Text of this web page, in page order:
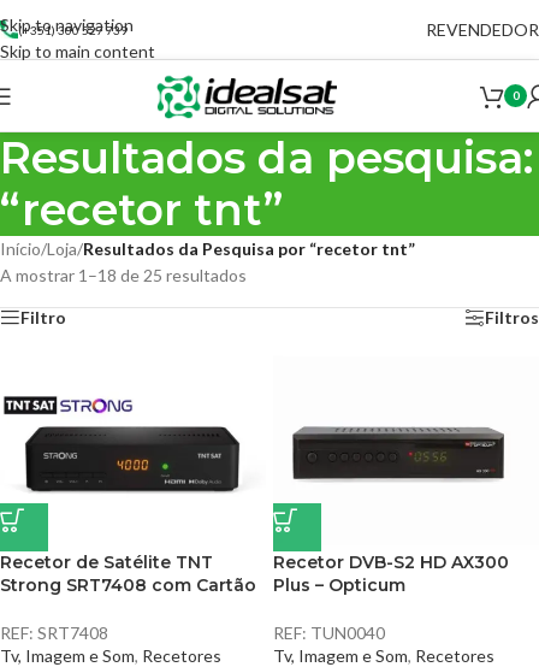
Skip to navigation
Skip to main content
(+351) 300 527 739 REVENDEDOR
0
Resultados da pesquisa:
“recetor tnt”
Início/Loja/Resultados da Pesquisa por “recetor tnt”
A mostrar 1–18 de 25 resultados
Filtro Filtros
Recetor de Satélite TNT
Strong SRT7408 com Cartão
REF: SRT7408
Tv, Imagem e Som, Recetores
Recetor DVB-S2 HD AX300
Plus – Opticum
REF: TUN0040
Tv, Imagem e Som, Recetores